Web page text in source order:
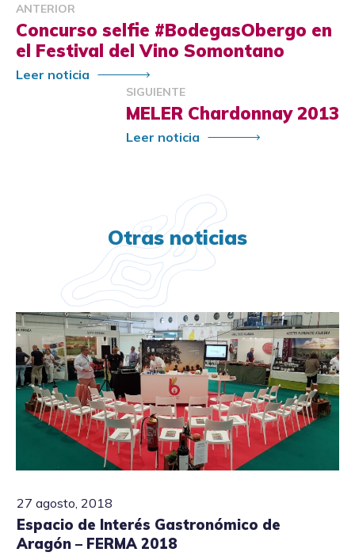
ANTERIOR
Concurso selfie #BodegasObergo en
el Festival del Vino Somontano
Leer noticia
SIGUIENTE
MELER Chardonnay 2013
Leer noticia
Otras noticias
27 agosto, 2018
Espacio de Interés Gastronómico de
Aragón – FERMA 2018